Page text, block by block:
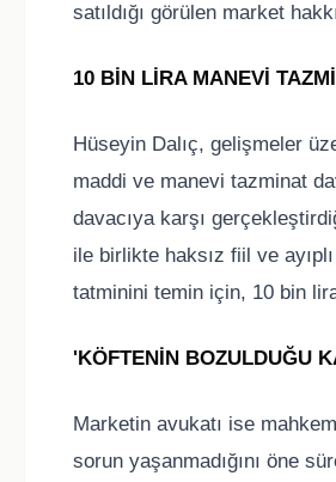
satıldığı görülen market
10 BİN LİRA MANEVİ
Hüseyin Dalıç, gelişmeler
maddi ve manevi tazminat
davacıya karşı
ile birlikte haksız fiil ve
tatminini temin için, 10 bin
'KÖFTENİN BOZULDUĞU
Marketin avukatı ise
sorun yaşanmadığını öne